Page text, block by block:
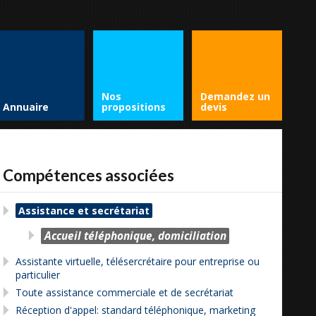
Annuaire
Nos
propositions
Demandez un
devis
Compétences associées
Assistance et secrétariat
Accueil téléphonique, domiciliation
Assistante virtuelle, télésercrétaire pour entreprise ou
particulier
Toute assistance commerciale et de secrétariat
Réception d'appel: standard téléphonique, marketing